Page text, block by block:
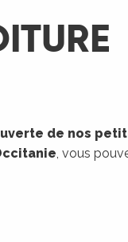
de nos
, vous